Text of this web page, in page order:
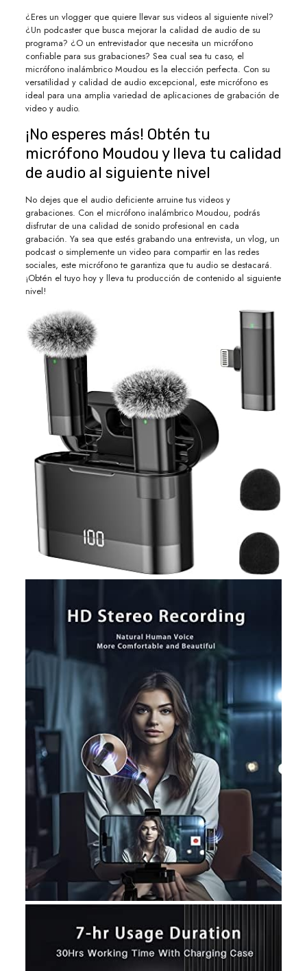
¿Eres un vlogger que quiere llevar sus videos al siguiente nivel?
¿Un podcaster que busca mejorar la calidad de audio de su
programa? ¿O un entrevistador que necesita un micrófono
confiable para sus grabaciones? Sea cual sea tu caso, el
micrófono inalámbrico Moudou es la elección perfecta. Con su
versatilidad y calidad de audio excepcional, este micrófono es
ideal para una amplia variedad de aplicaciones de grabación de
video y audio.
¡No esperes más! Obtén tu
micrófono Moudou y lleva tu calidad
de audio al siguiente nivel
No dejes que el audio deficiente arruine tus videos y
grabaciones. Con el micrófono inalámbrico Moudou, podrás
disfrutar de una calidad de sonido profesional en cada
grabación. Ya sea que estés grabando una entrevista, un vlog, un
podcast o simplemente un video para compartir en las redes
sociales, este micrófono te garantiza que tu audio se destacará.
¡Obtén el tuyo hoy y lleva tu producción de contenido al siguiente
nivel!